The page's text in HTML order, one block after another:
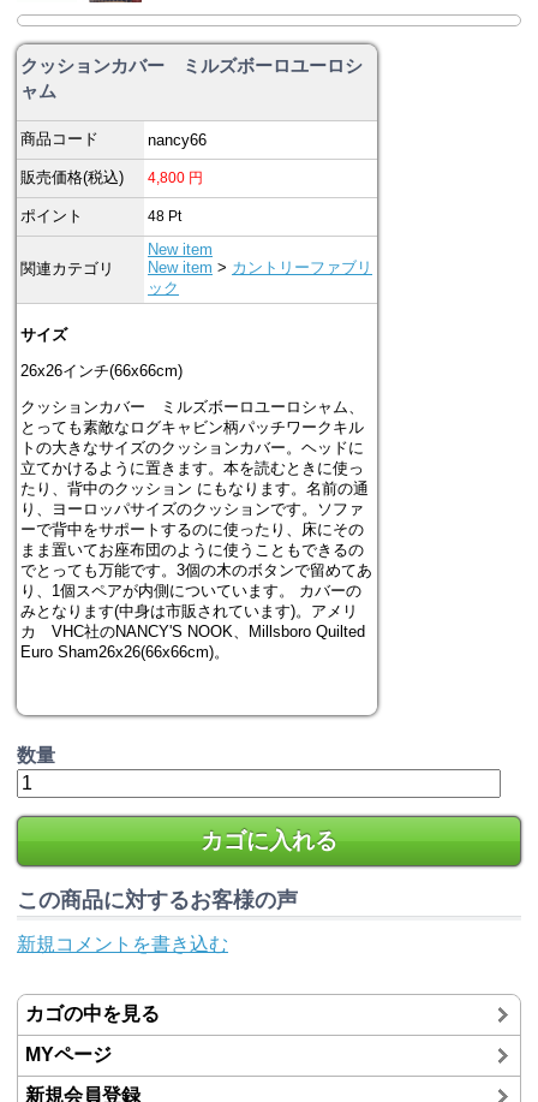
クッションカバー ミルズボーロユーロシ
ャム
商品コード nancy66
販売価格(税込) 4,800 円
ポイント 48 Pt
関連カテゴリ
New item
New item > カントリーファブリ
ック
サイズ
26x26インチ(66x66cm)
クッションカバー ミルズボーロユーロシャム、
とっても素敵なログキャビン柄パッチワークキル
トの大きなサイズのクッションカバー。ヘッドに
立てかけるように置きます。本を読むときに使っ
たり、背中のクッション にもなります。名前の通
り、ヨーロッパサイズのクッションです。ソファ
ーで背中をサポートするのに使ったり、床にその
まま置いてお座布団のように使うこともできるの
でとっても万能です。3個の木のボタンで留めてあ
り、1個スペアが内側についています。 カバーの
みとなります(中身は市販されています)。アメリ
カ VHC社のNANCY'S NOOK、Millsboro Quilted
Euro Sham26x26(66x66cm)。
数量
カゴに入れる
この商品に対するお客様の声
新規コメントを書き込む
カゴの中を見る
MYページ
新規会員登録